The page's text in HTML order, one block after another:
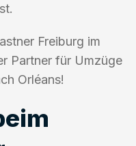
Freiburg im
Partner für Umzüge
Orléans!